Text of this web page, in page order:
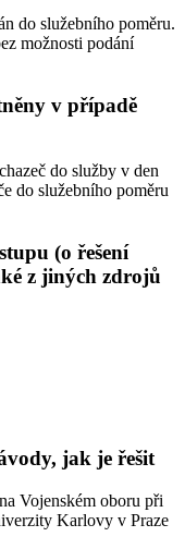
do služebního poměru.
možnosti podání
v případě
do služby v den
do služebního poměru
(o řešení
z jiných zdrojů
jak je řešit
Vojenském oboru při
Karlovy v Praze